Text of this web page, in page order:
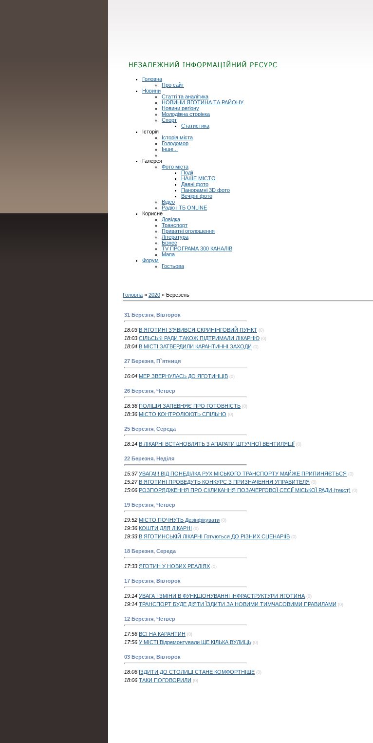
Головна
Про сайт
Новини
Статті та аналітика
НОВИНИ ЯГОТИНА ТА РАЙОНУ
Новини регіону
Молодіжна сторінка
Спорт
Статистика
Історія
Історія міста
Голодомор
Інше...
Галерея
Фото міста
Події
НАШЕ МІСТО
Давні фото
Панорамні 3D фото
Вечірні фото
Відео
Радіо і ТБ ONLINE
Корисне
Довідка
Транспорт
Приватні оголошення
Література
Бізнес
TV ПРОГРАМА 300 КАНАЛІВ
Мапа
Форум
Гостьова
Головна » 2020 » Березень
31 Березня, Вівторок
18:03 В ЯГОТИНІ З'ЯВИВСЯ СКРИНІНГОВИЙ ПУНКТ (0)
18:03 СІЛЬСЬКІ РАДИ ТАКОЖ ПІДТРИМАЛИ ЛІКАРНЮ (0)
18:04 В МІСТІ ЗАТВЕРДИЛИ КАРАНТИННІ ЗАХОДИ (0)
27 Березня, П`ятниця
16:04 МЕР ЗВЕРНУЛАСЬ ДО ЯГОТИНЦІВ (0)
26 Березня, Четвер
18:36 ПОЛІЦІЯ ЗАПЕВНЯЄ ПРО ГОТОВНІСТЬ (0)
18:36 МІСТО КОНТРОЛЮЮТЬ СПІЛЬНО (0)
25 Березня, Середа
18:14 В ЛІКАРНІ ВСТАНОВЛЯТЬ 3 АПАРАТИ ШТУЧНОЇ ВЕНТИЛЯЦІЇ (0)
22 Березня, Неділя
15:37 УВАГА!!! ВІД ПОНЕДІЛКА РУХ МІСЬКОГО ТРАНСПОРТУ МАЙЖЕ ПРИПИНЯЄТЬСЯ (0)
15:27 В ЯГОТИНІ ПРОВЕДУТЬ КОНКУРС З ПРИЗНАЧЕННЯ УПРАВИТЕЛЯ (0)
15:06 РОЗПОРЯДЖЕННЯ ПРО СКЛИКАННЯ ПОЗАЧЕРГОВОЇ СЕСІЇ МІСЬКОЇ РАДИ (текст) (0)
19 Березня, Четвер
19:52 МІСТО ПОЧНУТЬ Дезінфікувати (0)
19:36 КОШТИ ДЛЯ ЛІКАРНІ (0)
19:33 В ЯГОТИНСЬКІЙ ЛІКАРНІ Готуються ДО РІЗНИХ СЦЕНАРІЇВ (0)
18 Березня, Середа
17:33 ЯГОТИН У НОВИХ РЕАЛІЯХ (0)
17 Березня, Вівторок
19:14 УВАГА ! ЗМІНИ В ФУНКЦІОНУВАННІ ІНФРАСТРУКТУРИ ЯГОТИНА (0)
19:14 ТРАНСПОРТ БУДЕ ДІЯТИ ЇЗДИТИ ЗА НОВИМИ ТИМЧАСОВИМИ ПРАВИЛАМИ (0)
12 Березня, Четвер
17:56 ВСІ НА КАРАНТИН (0)
17:56 У МІСТІ Відремонтували ЩЕ КІЛЬКА ВУЛИЦЬ (0)
03 Березня, Вівторок
18:06 ЇЗДИТИ ДО СТОЛИЦІ СТАНЕ КОМФОРТНІШЕ (0)
18:06 ТАКИ ПОГОВОРИЛИ (0)